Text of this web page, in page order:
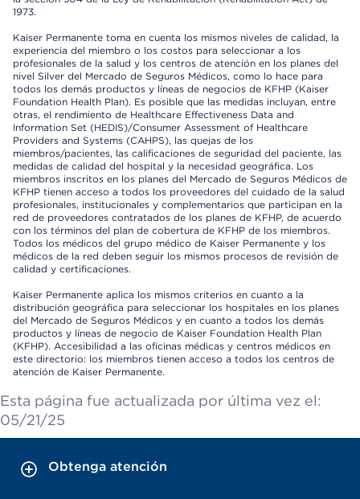
1973.
Kaiser Permanente toma en cuenta los mismos niveles de calidad, la
experiencia del miembro o los costos para seleccionar a los
profesionales de la salud y los centros de atención en los planes del
nivel Silver del Mercado de Seguros Médicos, como lo hace para
todos los demás productos y líneas de negocios de KFHP (Kaiser
Foundation Health Plan). Es posible que las medidas incluyan, entre
otras, el rendimiento de Healthcare Effectiveness Data and
Information Set (HEDIS)/Consumer Assessment of Healthcare
Providers and Systems (CAHPS), las quejas de los
miembros/pacientes, las calificaciones de seguridad del paciente, las
medidas de calidad del hospital y la necesidad geográfica. Los
miembros inscritos en los planes del Mercado de Seguros Médicos de
KFHP tienen acceso a todos los proveedores del cuidado de la salud
profesionales, institucionales y complementarios que participan en la
red de proveedores contratados de los planes de KFHP, de acuerdo
con los términos del plan de cobertura de KFHP de los miembros.
Todos los médicos del grupo médico de Kaiser Permanente y los
médicos de la red deben seguir los mismos procesos de revisión de
calidad y certificaciones.
Kaiser Permanente aplica los mismos criterios en cuanto a la
distribución geográfica para seleccionar los hospitales en los planes
del Mercado de Seguros Médicos y en cuanto a todos los demás
productos y líneas de negocio de Kaiser Foundation Health Plan
(KFHP). Accesibilidad a las oficinas médicas y centros médicos en
este directorio: los miembros tienen acceso a todos los centros de
atención de Kaiser Permanente.
Esta página fue actualizada por última vez el:
05/21/25
Obtenga atención